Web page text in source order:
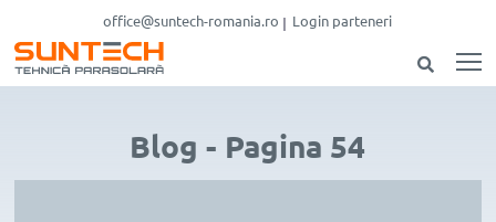
office@suntech-romania.ro Login parteneri
Blog - Pagina 54